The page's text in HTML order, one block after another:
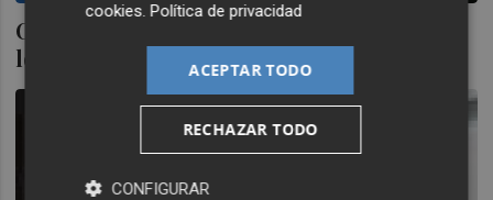
Cecabank acabará el martes el traspaso de
los activos de fondos de Banco Madrid
cookies.Política de privacidad
ACEPTAR TODO
RECHAZAR TODO
CONFIGURAR